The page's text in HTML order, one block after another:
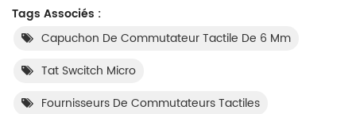
Tags Associés :
Capuchon De Commutateur Tactile De 6 Mm
Tat Swcitch Micro
Fournisseurs De Commutateurs Tactiles